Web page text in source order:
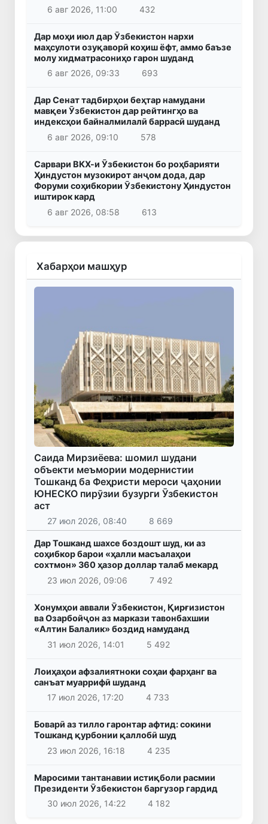
6 авг 2026, 11:00
432
Дар моҳи июл дар Ӯзбекистон нархи
маҳсулоти озуқаворӣ коҳиш ёфт, аммо баъзе
молу хидматрасониҳо гарон шуданд
6 авг 2026, 09:33
693
Дар Сенат тадбирҳои беҳтар намудани
мавқеи Ӯзбекистон дар рейтингҳо ва
индексҳои байналмилалӣ баррасӣ шуданд
6 авг 2026, 09:10
578
Сарвари ВКХ-и Ӯзбекистон бо роҳбарияти
Ҳиндустон музокирот анҷом дода, дар
Форуми соҳибкории Ӯзбекистону Ҳиндустон
иштирок кард
6 авг 2026, 08:58
613
Хабарҳои машҳур
Саида Мирзиёева: шомил шудани
объекти меъмории модернистии
Тошканд ба Феҳристи мероси ҷаҳонии
ЮНЕСКО пирӯзии бузурги Ӯзбекистон
аст
27 июл 2026, 08:40 8 669
Дар Тошканд шахсе боздошт шуд, ки аз
соҳибкор барои «ҳалли масъалаҳои
сохтмон» 360 ҳазор доллар талаб мекард
23 июл 2026, 09:06
7 492
Хонумҳои аввали Ӯзбекистон, Қирғизистон
ва Озарбойҷон аз маркази тавонбахшии
«Алтин Балалик» боздид намуданд
31 июл 2026, 14:01
5 492
Лоиҳаҳои афзалиятноки соҳаи фарҳанг ва
санъат муаррифӣ шуданд
17 июл 2026, 17:20
4 733
Боварӣ аз тилло гаронтар афтид: сокини
Тошканд қурбонии қаллобӣ шуд
23 июл 2026, 16:18
4 235
Маросими тантанавии истиқболи расмии
Президенти Ӯзбекистон баргузор гардид
30 июл 2026, 14:22
4 182